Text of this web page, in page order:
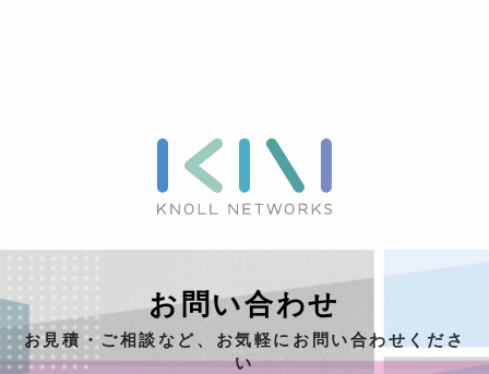
お問い合わせ
お見積・ご相談など、お気軽にお問い合わせくださ
い